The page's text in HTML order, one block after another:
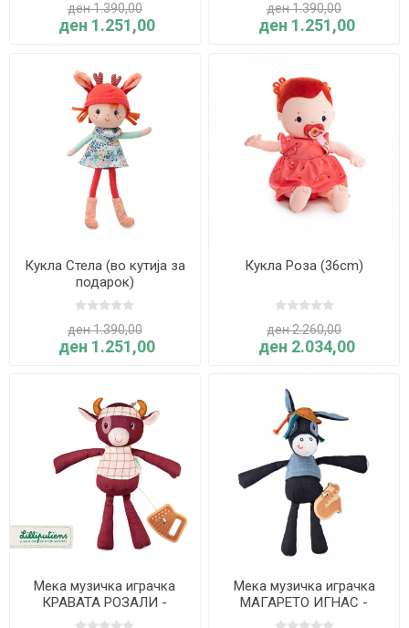
ден 1.390,00
ден 1.251,00
ден 1.390,00
ден 1.251,00
Кукла Стела (во кутија за
подарок)
ден 1.390,00
ден 1.251,00
Кукла Роза (36cm)
ден 2.260,00
ден 2.034,00
Мека музичка играчка
КРАВАТА РОЗАЛИ -
Lilliputiens
Мека музичка играчка
МАГАРЕТО ИГНАС -
Lilliputiens